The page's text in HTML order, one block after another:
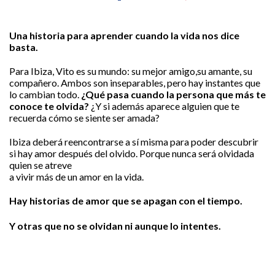
Una historia para aprender cuando la vida nos dice
basta.
Para Ibiza, Vito es su mundo: su mejor amigo,su amante, su
compañero. Ambos son inseparables, pero hay instantes que
lo cambian todo. ¿Qué pasa cuando la persona que más te
conoce te olvida? ¿Y si además aparece alguien que te
recuerda cómo se siente ser amada?
Ibiza deberá reencontrarse a sí misma para poder descubrir
si hay amor después del olvido. Porque nunca será olvidada
quien se atreve
a vivir más de un amor en la vida.
Hay historias de amor que se apagan con el tiempo.
Y otras que no se olvidan ni aunque lo intentes.